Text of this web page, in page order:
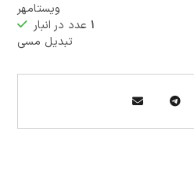
ویستامهر
۱ عدد در انبار
تبدیل مسی